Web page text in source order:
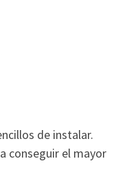
de instalar.
conseguir el mayor